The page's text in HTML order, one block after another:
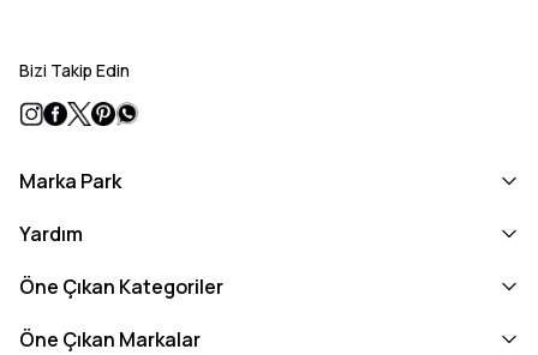
Bizi Takip Edin
Marka Park
Yardım
Öne Çıkan Kategoriler
Öne Çıkan Markalar